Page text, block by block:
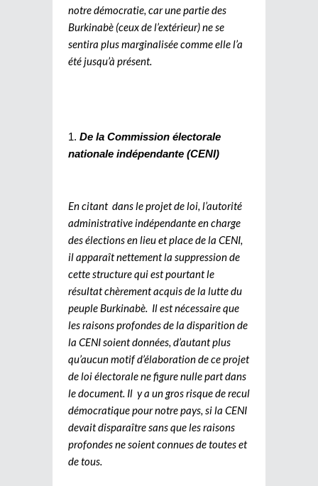
notre démocratie, car une partie des
Burkinabè (ceux de l’extérieur) ne se
sentira plus marginalisée comme elle l’a
été jusqu’à présent.
De la Commission électorale
nationale indépendante (CENI)
En citant dans le projet de loi, l’autorité
administrative indépendante en charge
des élections en lieu et place de la CENI,
il apparaît nettement la suppression de
cette structure qui est pourtant le
résultat chèrement acquis de la lutte du
peuple Burkinabè. Il est nécessaire que
les raisons profondes de la disparition de
la CENI soient données, d’autant plus
qu’aucun motif d’élaboration de ce projet
de loi électorale ne figure nulle part dans
le document. Il y a un gros risque de recul
démocratique pour notre pays, si la CENI
devait disparaître sans que les raisons
profondes ne soient connues de toutes et
de tous.